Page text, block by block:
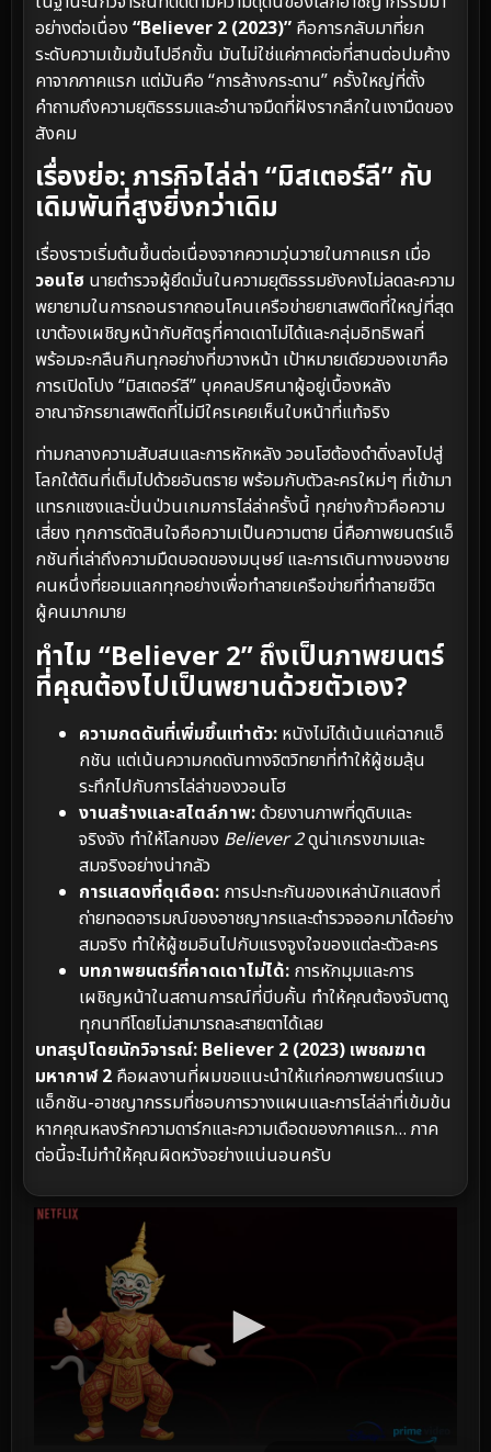
อย่างต่อเนื่อง “Believer 2 (2023)” คือการกลับมาที่ยก
ระดับความเข้มข้นไปอีกขั้น มันไม่ใช่แค่ภาคต่อที่สานต่อปมค้าง
คาจากภาคแรก แต่มันคือ “การล้างกระดาน” ครั้งใหญ่ที่ตั้ง
คำถามถึงความยุติธรรมและอำนาจมืดที่ฝังรากลึกในเงามืดของ
สังคม
เรื่องย่อ: ภารกิจไล่ล่า “มิสเตอร์ลี” กับ
เดิมพันที่สูงยิ่งกว่าเดิม
เรื่องราวเริ่มต้นขึ้นต่อเนื่องจากความวุ่นวายในภาคแรก เมื่อ
วอนโฮ นายตำรวจผู้ยึดมั่นในความยุติธรรมยังคงไม่ลดละความ
พยายามในการถอนรากถอนโคนเครือข่ายยาเสพติดที่ใหญ่ที่สุด
เขาต้องเผชิญหน้ากับศัตรูที่คาดเดาไม่ได้และกลุ่มอิทธิพลที่
พร้อมจะกลืนกินทุกอย่างที่ขวางหน้า เป้าหมายเดียวของเขาคือ
การเปิดโปง “มิสเตอร์ลี” บุคคลปริศนาผู้อยู่เบื้องหลัง
อาณาจักรยาเสพติดที่ไม่มีใครเคยเห็นใบหน้าที่แท้จริง
ท่ามกลางความสับสนและการหักหลัง วอนโฮต้องดำดิ่งลงไปสู่
โลกใต้ดินที่เต็มไปด้วยอันตราย พร้อมกับตัวละครใหม่ๆ ที่เข้ามา
แทรกแซงและปั่นป่วนเกมการไล่ล่าครั้งนี้ ทุกย่างก้าวคือความ
เสี่ยง ทุกการตัดสินใจคือความเป็นความตาย นี่คือภาพยนตร์แอ็
กชันที่เล่าถึงความมืดบอดของมนุษย์ และการเดินทางของชาย
คนหนึ่งที่ยอมแลกทุกอย่างเพื่อทำลายเครือข่ายที่ทำลายชีวิต
ผู้คนมากมาย
ทำไม “Believer 2” ถึงเป็นภาพยนตร์
ที่คุณต้องไปเป็นพยานด้วยตัวเอง?
ความกดดันที่เพิ่มขึ้นเท่าตัว: หนังไม่ได้เน้นแค่ฉากแอ็
กชัน แต่เน้นความกดดันทางจิตวิทยาที่ทำให้ผู้ชมลุ้น
ระทึกไปกับการไล่ล่าของวอนโฮ
งานสร้างและสไตล์ภาพ:ด้วยงานภาพที่ดูดิบและ
จริงจัง ทำให้โลกของ Believer 2ดูน่าเกรงขามและ
สมจริงอย่างน่ากลัว
การแสดงที่ดุเดือด: การปะทะกันของเหล่านักแสดงที่
ถ่ายทอดอารมณ์ของอาชญากรและตำรวจออกมาได้อย่าง
สมจริง ทำให้ผู้ชมอินไปกับแรงจูงใจของแต่ละตัวละคร
บทภาพยนตร์ที่คาดเดาไม่ได้: การหักมุมและการ
เผชิญหน้าในสถานการณ์ที่บีบคั้น ทำให้คุณต้องจับตาดู
ทุกนาทีโดยไม่สามารถละสายตาได้เลย
บทสรุปโดยนักวิจารณ์: Believer 2 (2023) เพชฌฆาต
มหากาฬ 2 คือผลงานที่ผมขอแนะนำให้แก่คอภาพยนตร์แนว
แอ็กชัน-อาชญากรรมที่ชอบการวางแผนและการไล่ล่าที่เข้มข้น
หากคุณหลงรักความดาร์กและความเดือดของภาคแรก… ภาค
ต่อนี้จะไม่ทำให้คุณผิดหวังอย่างแน่นอนครับ